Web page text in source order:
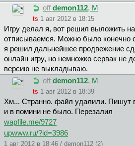
off demon112, М
ts 1 авг 2012 в 18:15
Игру делал я, вот решил выложить
отписываемся. Можно было конечно
я решил дальнейшее продвежение
онлайн игру, но немножко сервак не
версию не выкладываю.
off demon112, М
ts 1 авг 2012 в 18:39
Хм... Странно. файл удалили. Пишут
и в помини не было. Перезалил
wapfile.me/9727
upwww.ru/?id=3986
1 авг 2012 в 18:46 / demon112 (2)